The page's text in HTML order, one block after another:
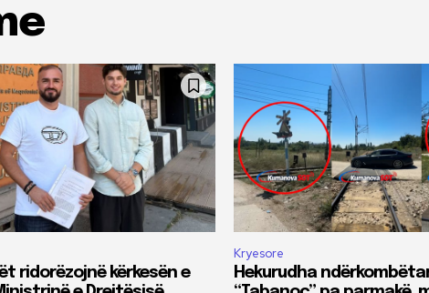
ridorëzojnë kërkesën e
Kryesore
Hekurudha